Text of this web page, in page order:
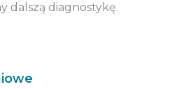
dalszą diagnostykę.